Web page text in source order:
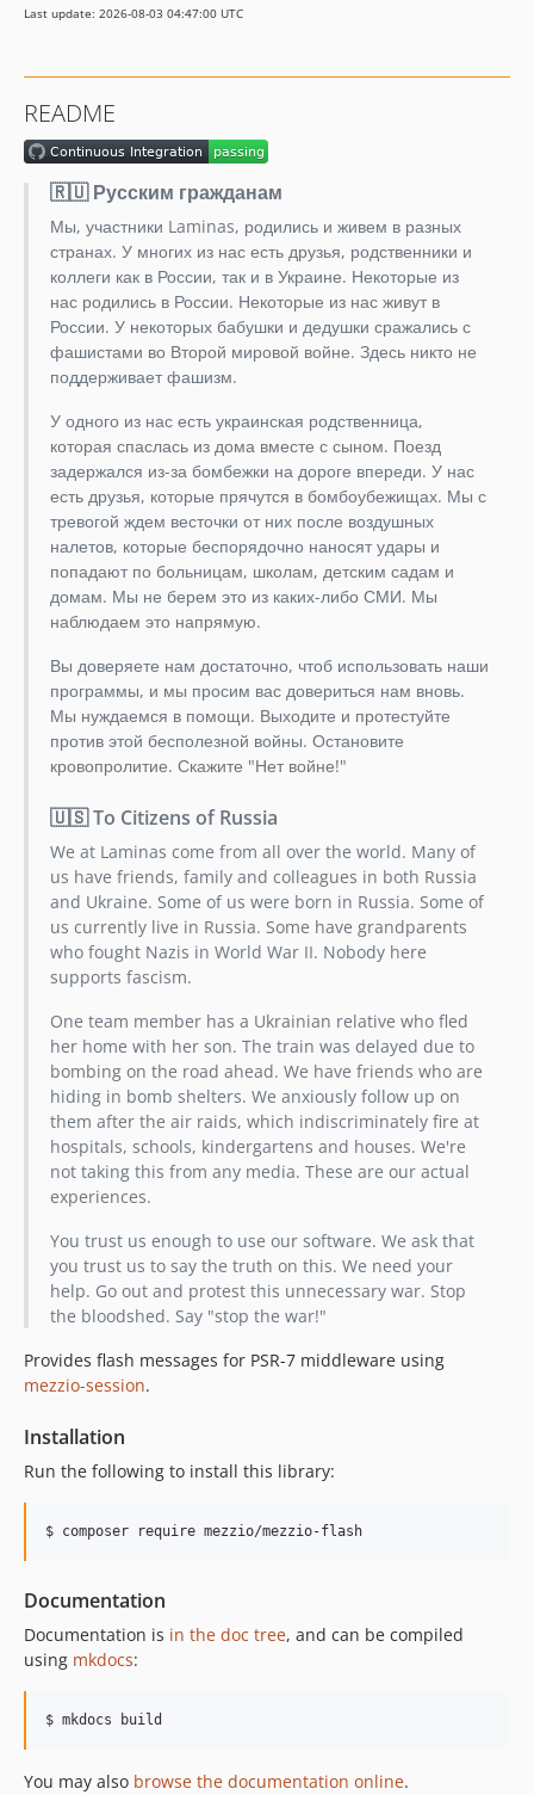
1.3.x-dev
1.2.0
1.1.x-dev
1.1.0
1.0.0
1.0.0alpha2
1.0.0alpha1
0.1.0
Last update: 2026-08-03 04:47:00 UTC
README
🇷🇺 Русским гражданам
Мы, участники Laminas, родились и живем в разных
странах. У многих из нас есть друзья, родственники и
коллеги как в России, так и в Украине. Некоторые из
нас родились в России. Некоторые из нас живут в
России. У некоторых бабушки и дедушки сражались с
фашистами во Второй мировой войне. Здесь никто не
поддерживает фашизм.
У одного из нас есть украинская родственница,
которая спаслась из дома вместе с сыном. Поезд
задержался из-за бомбежки на дороге впереди. У нас
есть друзья, которые прячутся в бомбоубежищах. Мы с
тревогой ждем весточки от них после воздушных
налетов, которые беспорядочно наносят удары и
попадают по больницам, школам, детским садам и
домам. Мы не берем это из каких-либо СМИ. Мы
наблюдаем это напрямую.
Вы доверяете нам достаточно, чтоб использовать наши
программы, и мы просим вас довериться нам вновь.
Мы нуждаемся в помощи. Выходите и протестуйте
против этой бесполезной войны. Остановите
кровопролитие. Скажите "Нет войне!"
🇺🇸 To Citizens of Russia
We at Laminas come from all over the world. Many of
us have friends, family and colleagues in both Russia
and Ukraine. Some of us were born in Russia. Some of
us currently live in Russia. Some have grandparents
who fought Nazis in World War II. Nobody here
supports fascism.
One team member has a Ukrainian relative who fled
her home with her son. The train was delayed due to
bombing on the road ahead. We have friends who are
hiding in bomb shelters. We anxiously follow up on
them after the air raids, which indiscriminately fire at
hospitals, schools, kindergartens and houses. We're
not taking this from any media. These are our actual
experiences.
You trust us enough to use our software. We ask that
you trust us to say the truth on this. We need your
help. Go out and protest this unnecessary war. Stop
the bloodshed. Say "stop the war!"
Provides flash messages for PSR-7 middleware using
mezzio-session.
Installation
Run the following to install this library:
$ composer require mezzio/mezzio-flash
Documentation
Documentation is in the doc tree, and can be compiled
using mkdocs:
$ mkdocs build
You may also browse the documentation online.